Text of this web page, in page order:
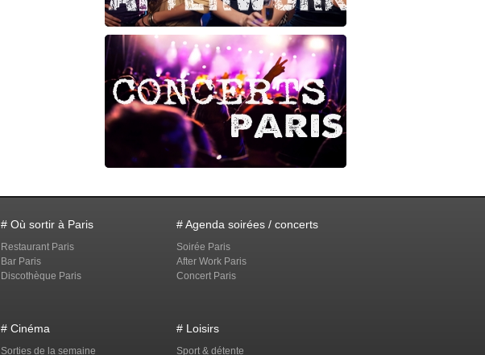
# Où sortir à Paris
Restaurant Paris
Bar Paris
Discothèque Paris
# Agenda soirées / concerts
Soirée Paris
After Work Paris
Concert Paris
# Cinéma
Sorties de la semaine
# Loisirs
Sport & détente